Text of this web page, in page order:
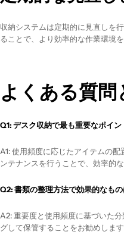
収納システムは定期的に見直しを
ることで、より効率的な作業環境
よくある質問
Q1: デスク収納で最も重要なポイン
A1: 使用頻度に応じたアイテムの
ンテナンスを行うことで、効率的
Q2: 書類の整理方法で効果的なも
A2: 重要度と使用頻度に基づいた
グして保管することをお勧めします